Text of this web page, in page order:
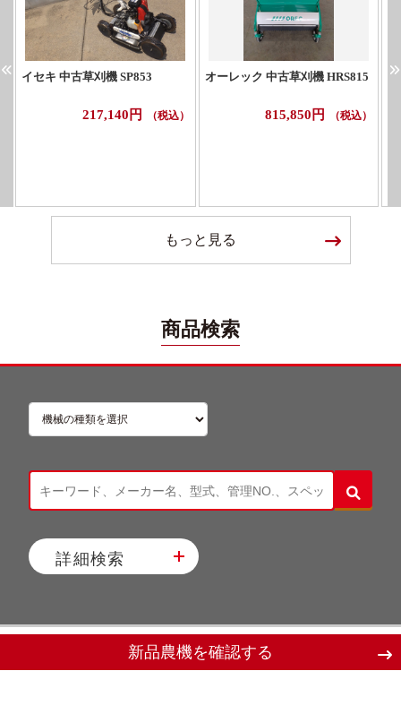
イセキ 中古草刈機 SP853
217,140円 （税込）
オーレック 中古草刈機 HRS815
815,850円 （税込）
もっと見る
商品検索
詳細検索
新品農機を確認する